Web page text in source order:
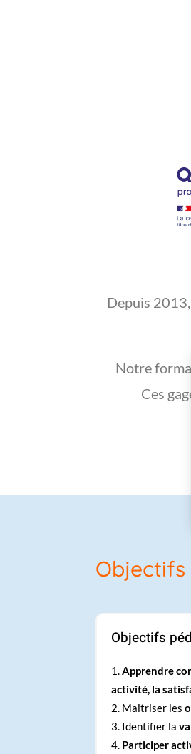
Depuis
Notre
Ces
Objectifs
Objectifs
Apprendre
activité, la
Maitriser les
Identifier la
Participer